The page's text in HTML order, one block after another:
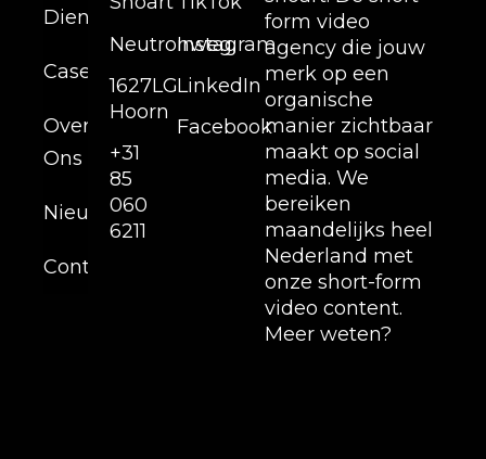
Diensten
Cases
Over
Ons
Nieuws
Contact
Neutronweg,
1627LG
Hoorn
+31
85
060
6211
Instagram
LinkedIn
Facebook
form video
agency die jouw
merk op een
organische
manier zichtbaar
maakt op social
media. We
bereiken
maandelijks heel
Nederland met
onze short-form
video content.
Meer weten?